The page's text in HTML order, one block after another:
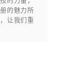
的魅力所
让我们重